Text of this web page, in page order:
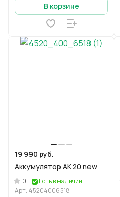
В корзине
19 990 руб.
Аккумулятор AK 20 new
0
Есть в наличии
Арт. 45204006518